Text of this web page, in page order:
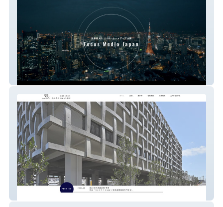
フォーカスメディアジャパン（株）
（株）かみもり設計